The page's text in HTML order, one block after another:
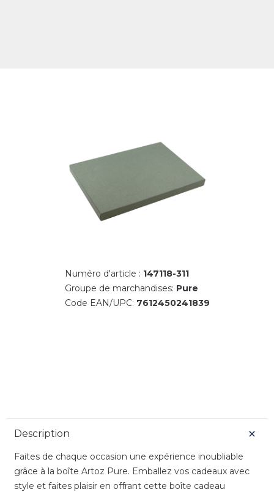
Numéro d'article : 147118-311
Groupe de marchandises: Pure
Code EAN/UPC: 7612450241839
Description
Faites de chaque occasion une expérience inoubliable
grâce à la boîte Artoz Pure. Emballez vos cadeaux avec
style et faites plaisir en offrant cette boîte cadeau